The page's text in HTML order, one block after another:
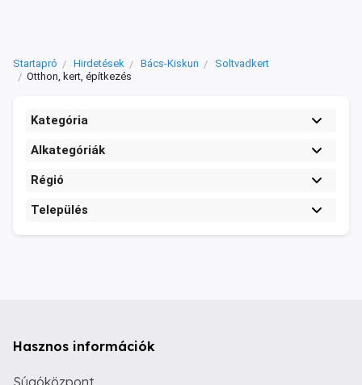
Startapró Hirdetések Bács-Kiskun
Soltvadkert
Otthon, kert, építkezés
Kategória
Alkategóriák
Régió
Település
Hasznos információk
Súgóközpont